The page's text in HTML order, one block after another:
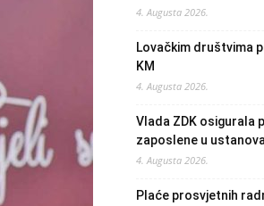
4. Augusta 2026.
Lovačkim društvima
KM
4. Augusta 2026.
Vlada ZDK osigurala
zaposlene u
4. Augusta 2026.
Plaće prosvjetnih